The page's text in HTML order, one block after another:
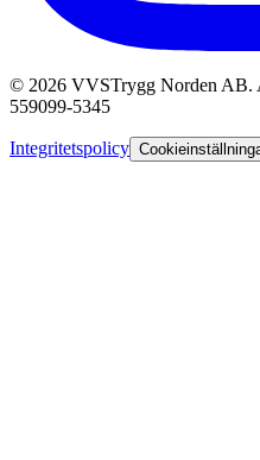
© 2026 VVSTrygg Norden AB.
559099-5345
Integritetspolicy